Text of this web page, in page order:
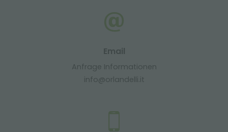
Email
Anfrage Informationen
info@orlandelli.it